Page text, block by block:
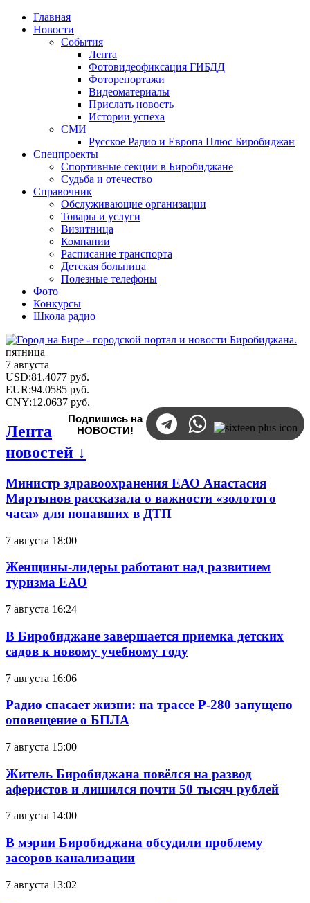
Главная
Новости
События
Лента
Фотовидеофиксация ГИБДД
Фоторепортажи
Видеоматериалы
Прислать новость
Истории успеха
СМИ
Русское Радио и Европа Плюс Биробиджан
Спецпроекты
Спортивные секции в Биробиджане
Судьба и отечество
Справочник
Обслуживающие организации
Товары и услуги
Визитница
Компании
Расписание транспорта
Детская больница
Полезные телефоны
Фото
Конкурсы
Школа радио
пятница
7 августа
USD:81.4077 руб.
EUR:94.0585 руб.
CNY:12.0637 руб.
Подпишись на
НОВОСТИ!
Лента
новостей ↓
Министр здравоохранения ЕАО Анастасия
Мартынов рассказала о важности «золотого
часа» для попавших в ДТП
7 августа 18:00
Женщины-лидеры работают над развитием
туризма ЕАО
7 августа 16:24
В Биробиджане завершается приемка детских
садов к новому учебному году
7 августа 16:06
Радио спасает жизни: на трассе Р-280 запущено
оповещение о БПЛА
7 августа 15:00
Житель Биробиджана повёлся на развод
аферистов и лишился почти 50 тысяч рублей
7 августа 14:00
В мэрии Биробиджана обсудили проблему
засоров канализации
7 августа 13:02